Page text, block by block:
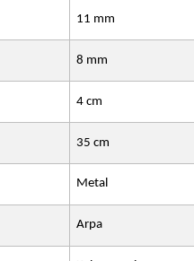
11 mm
8 mm
4 cm
35 cm
Metal
Arpa